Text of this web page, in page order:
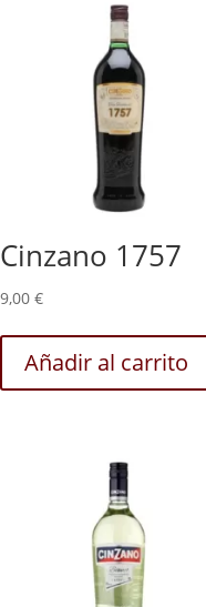
Cinzano 1757
9,00 €
Añadir al carrito